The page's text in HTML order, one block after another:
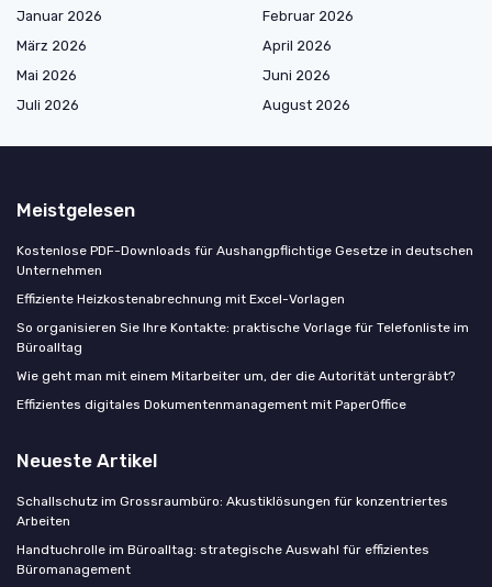
Januar 2026
Februar 2026
März 2026
April 2026
Mai 2026
Juni 2026
Juli 2026
August 2026
Meistgelesen
Kostenlose PDF-Downloads für Aushangpflichtige Gesetze in deutschen
Unternehmen
Effiziente Heizkostenabrechnung mit Excel-Vorlagen
So organisieren Sie Ihre Kontakte: praktische Vorlage für Telefonliste im
Büroalltag
Wie geht man mit einem Mitarbeiter um, der die Autorität untergräbt?
Effizientes digitales Dokumentenmanagement mit PaperOffice
Neueste Artikel
Schallschutz im Grossraumbüro: Akustiklösungen für konzentriertes
Arbeiten
Handtuchrolle im Büroalltag: strategische Auswahl für effizientes
Büromanagement